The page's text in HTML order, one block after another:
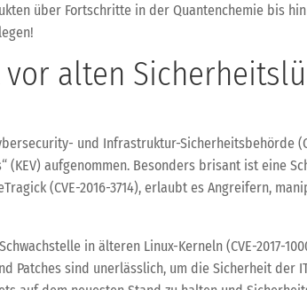
über Fortschritte in der Quantenchemie bis
vor alten
und Infrastruktur-Sicherheitsbehörde
(KEV) aufgenommen. Besonders brisant ist eine
(CVE-2016-3714), erlaubt es Angreifern,
in älteren Linux-Kerneln (CVE-2017-
Patches sind unerlässlich, um die Sicherheit